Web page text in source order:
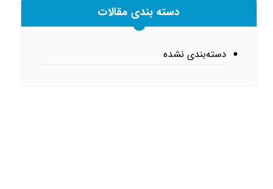
دسته بندی مقالات
دسته‌بندی نشده